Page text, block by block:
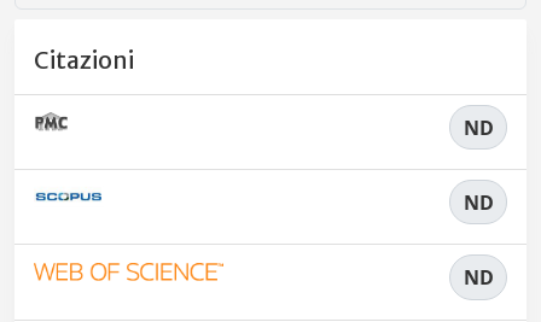
Citazioni
ND
ND
ND